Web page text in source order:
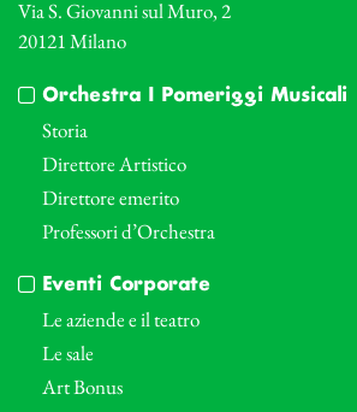
Via S. Giovanni sul Muro, 2
20121 Milano
Orchestra I Pomeriggi Musicali
Storia
Direttore Artistico
Direttore emerito
Professori d’Orchestra
Eventi Corporate
Le aziende e il teatro
Le sale
Art Bonus